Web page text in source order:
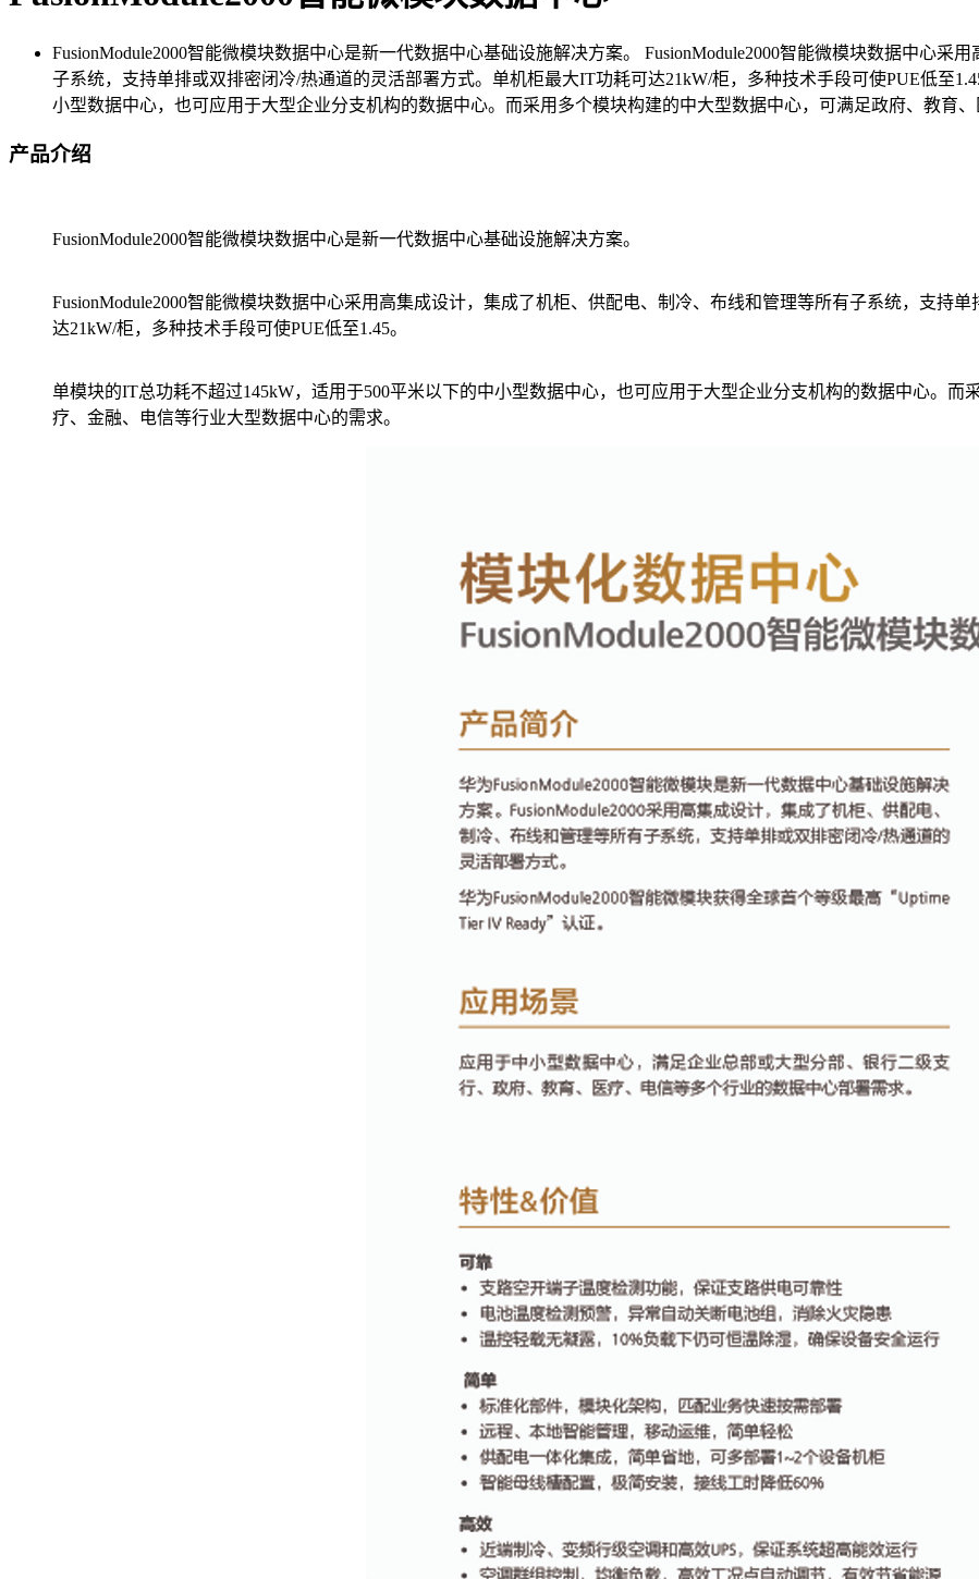
FusionModule2000智能微模块数据中心是新一代数据中心基础设施解决方案。 FusionModule2000智能微模块数据中心采
子系统，支持单排或双排密闭冷/热通道的灵活部署方式。单机柜最大IT功耗可达21kW/柜，多种技术手段可使PUE低至
小型数据中心，也可应用于大型企业分支机构的数据中心。而采用多个模块构建的中大型数据中心，可满足政府、教育
产品介绍
FusionModule2000智能微模块数据中心是新一代数据中心基础设施解决方案。
FusionModule2000智能微模块数据中心采用高集成设计，集成了机柜、供配电、制冷、布线和管理等所有子系统，支持
达21kW/柜，多种技术手段可使PUE低至1.45。
单模块的IT总功耗不超过145kW，适用于500平米以下的中小型数据中心，也可应用于大型企业分支机构的数据中心。
疗、金融、电信等行业大型数据中心的需求。